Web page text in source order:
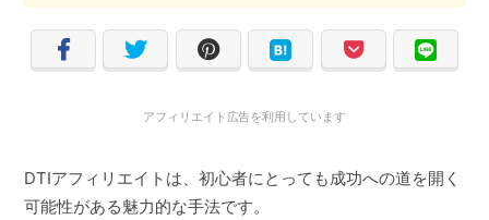
アフィリエイト広告を利用しています
DTIアフィリエイトは、初心者にとっても成功への道を開く
可能性がある魅力的な手法です。